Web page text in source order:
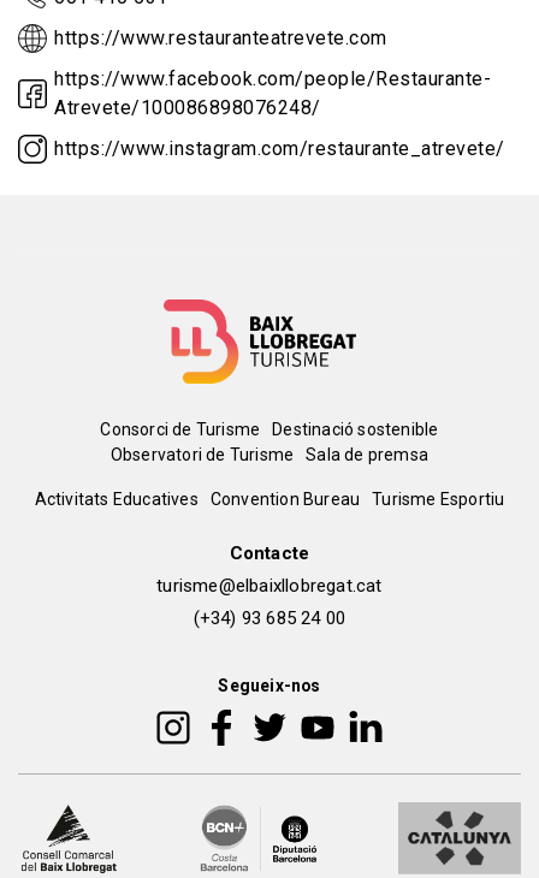
https://www.restauranteatrevete.com
https://www.facebook.com/people/Restaurante-
Atrevete/100086898076248/
https://www.instagram.com/restaurante_atrevete/
Menú
del
Consorci de Turisme
Destinació sostenible
Observatori de Turisme
Sala de premsa
Peu
Activitats Educatives Convention Bureau Turisme Esportiu
Contacte
turisme@elbaixllobregat.cat
(+34) 93 685 24 00
Segueix-nos